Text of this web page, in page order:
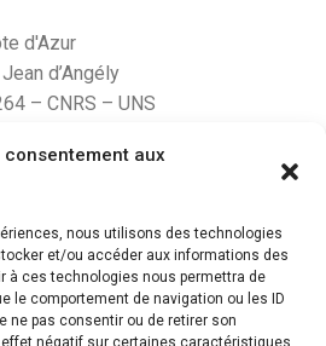
consentement aux
nous utilisons des technologies
et/ou accéder aux informations des
à ces technologies nous permettra de
le comportement de navigation ou les ID
ne pas consentir ou de retirer son
négatif sur certaines caractéristiques
d'Azur
d’Angély
– CNRS – UNS
EST HÉBERGÉ PAR